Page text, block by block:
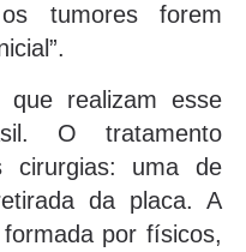
tumores forem
realizam esse
O tratamento
cirurgias: uma de
da placa. A
por físicos,